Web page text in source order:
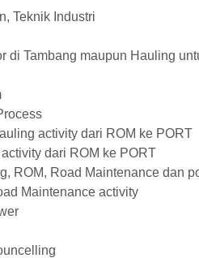
Teknik Industri
di Tambang maupun Hauling
activity dari ROM ke PORT
dari ROM ke PORT
ROM, Road Maintenance dan
Maintenance activity